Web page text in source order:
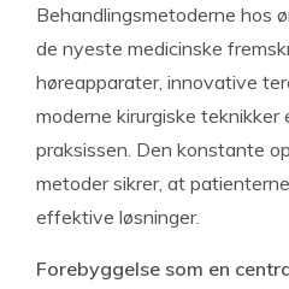
Behandlingsmetoderne hos
de nyeste medicinske
høreapparater, innovative
moderne kirurgiske
praksissen. Den konstante
metoder sikrer, at
effektive løsninger.
Forebyggelse som en